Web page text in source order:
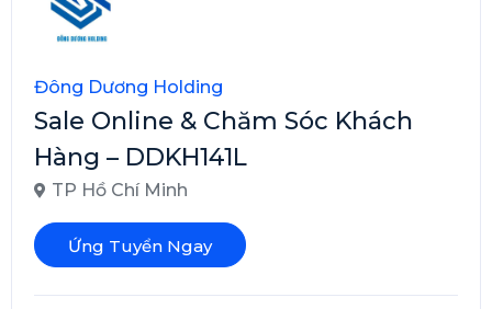
Đông Dương Holding
Sale Online & Chăm Sóc Khách
Hàng – DDKH141L
TP Hồ Chí Minh
Ứng Tuyển Ngay